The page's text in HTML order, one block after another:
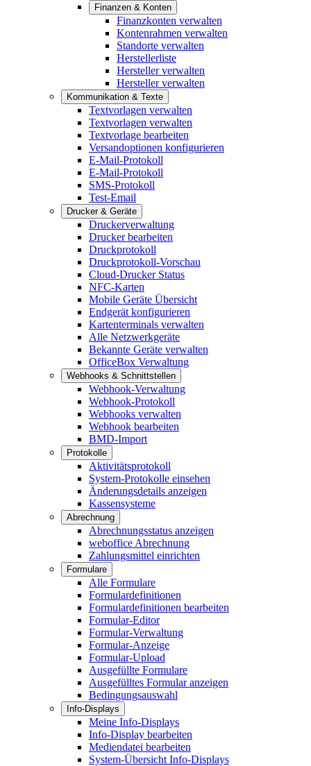
Finanzen & Konten
Finanzkonten verwalten
Kontenrahmen verwalten
Standorte verwalten
Herstellerliste
Hersteller verwalten
Hersteller verwalten
Kommunikation & Texte
Textvorlagen verwalten
Textvorlagen verwalten
Textvorlage bearbeiten
Versandoptionen konfigurieren
E-Mail-Protokoll
E-Mail-Protokoll
SMS-Protokoll
Test-Email
Drucker & Geräte
Druckerverwaltung
Drucker bearbeiten
Druckprotokoll
Druckprotokoll-Vorschau
Cloud-Drucker Status
NFC-Karten
Mobile Geräte Übersicht
Endgerät konfigurieren
Kartenterminals verwalten
Alle Netzwerkgeräte
Bekannte Geräte verwalten
OfficeBox Verwaltung
Webhooks & Schnittstellen
Webhook-Verwaltung
Webhook-Protokoll
Webhooks verwalten
Webhook bearbeiten
BMD-Import
Protokolle
Aktivitätsprotokoll
System-Protokolle einsehen
Änderungsdetails anzeigen
Kassensysteme
Abrechnung
Abrechnungsstatus anzeigen
weboffice Abrechnung
Zahlungsmittel einrichten
Formulare
Alle Formulare
Formulardefinitionen
Formulardefinitionen bearbeiten
Formular-Editor
Formular-Verwaltung
Formular-Anzeige
Formular-Upload
Ausgefüllte Formulare
Ausgefülltes Formular anzeigen
Bedingungsauswahl
Info-Displays
Meine Info-Displays
Info-Display bearbeiten
Mediendatei bearbeiten
System-Übersicht Info-Displays